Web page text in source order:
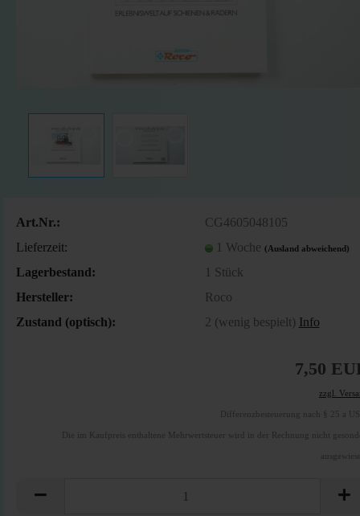
Art.Nr.:
CG4605048105
Lieferzeit:
1 Woche (Ausland abweichend)
Lagerbestand: 1 Stück
Hersteller:
Roco
Zustand (optisch):
2 (wenig bespielt) Info
7,50
zzgl.
Differenzbesteuerung nach § 25 a
Die im Kaufpreis enthaltene Mehrwertsteuer wird in der Rechnung nicht